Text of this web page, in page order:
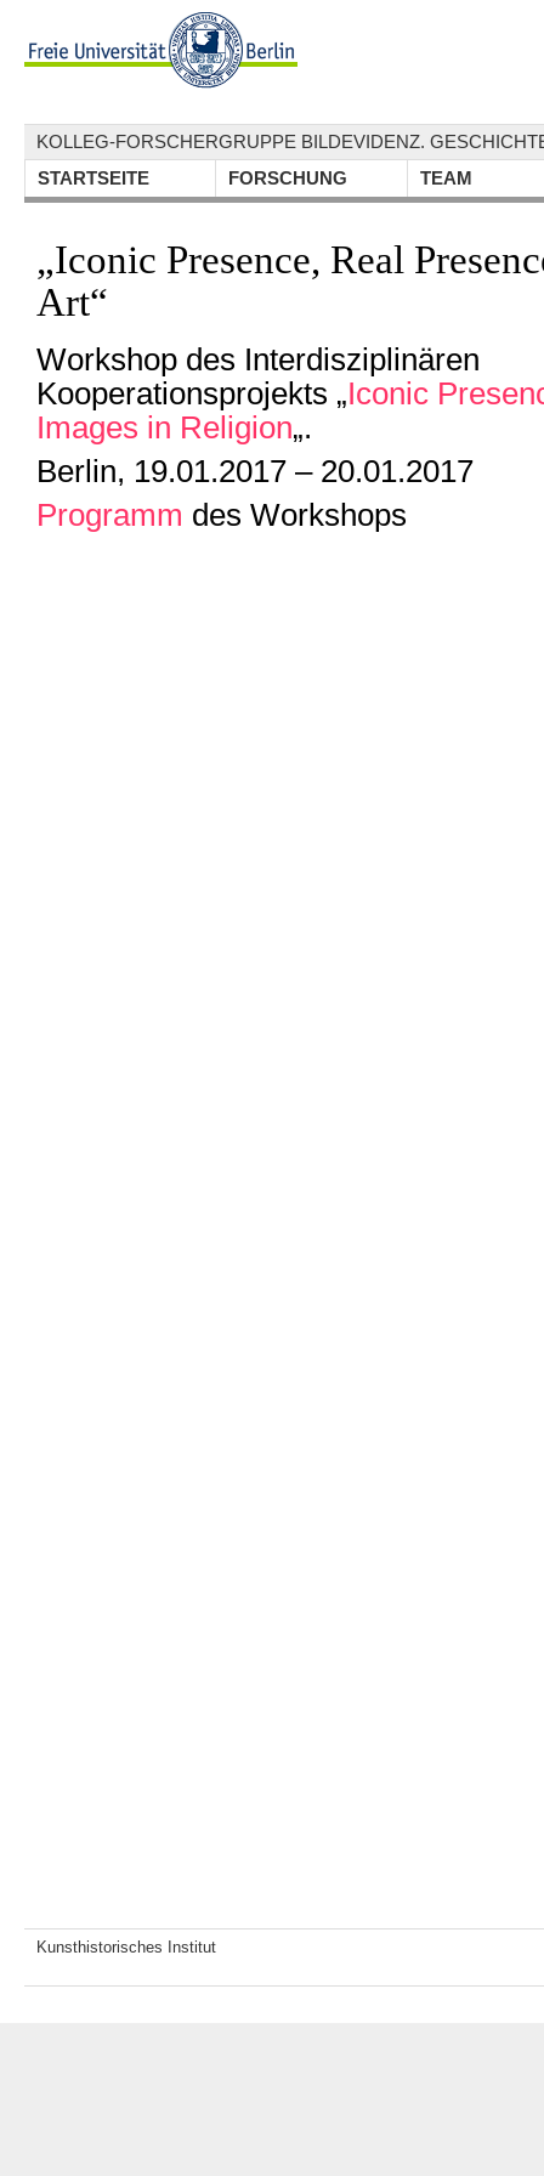
KOLLEG-FORSCHERGRUPPE BILDEVIDENZ.
STARTSEITE
FORSCHUNG TEAM
„Iconic Presence, Real
Art“
Workshop des Interdisziplinären
Kooperationsprojekts „Iconic
Images in Religion„.
Berlin, 19.01.2017 – 20.01.2017
Programm des Workshops
Kunsthistorisches Institut